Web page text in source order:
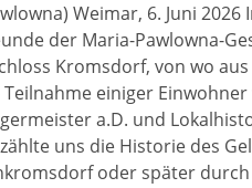
Weimar, 6. Juni 2026
der Maria-Pawlowna-
Kromsdorf, von wo
einiger
a.D. und
uns die Historie des
oder später durch